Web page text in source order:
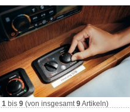
1bis 9(von insgesamt9Artikeln)